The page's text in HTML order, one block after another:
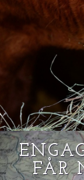
FÅR